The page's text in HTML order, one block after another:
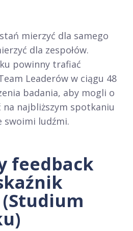
mierzyć dla samego
dla zespołów.
powinny trafiać
Leaderów w ciągu 48
badania, aby mogli o
najbliższym spotkaniu
swoimi ludźmi.
feedback